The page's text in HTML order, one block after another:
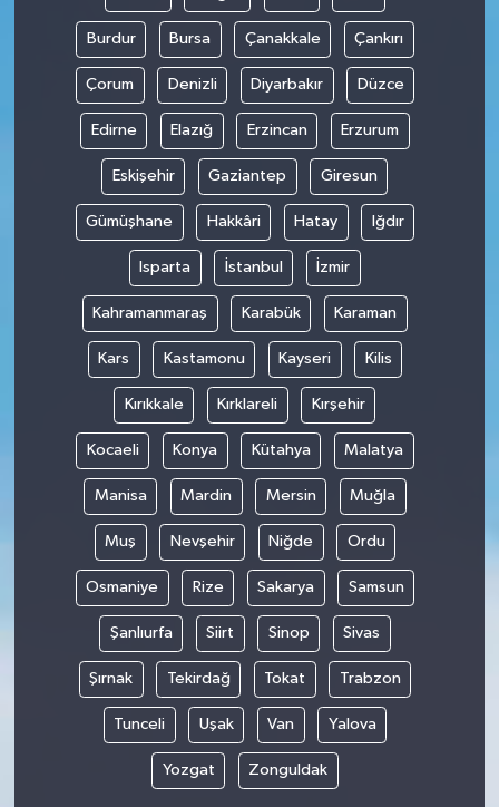
Burdur Bursa Çanakkale Çankırı
Çorum Denizli Diyarbakır Düzce
Edirne Elazığ Erzincan Erzurum
Eskişehir Gaziantep Giresun
Gümüşhane Hakkâri Hatay Iğdır
Isparta İstanbul İzmir
Kahramanmaraş Karabük Karaman
Kars Kastamonu Kayseri Kilis
Kırıkkale Kırklareli Kırşehir
Kocaeli Konya Kütahya Malatya
Manisa Mardin Mersin Muğla
Muş Nevşehir Niğde Ordu
Osmaniye Rize Sakarya Samsun
Şanlıurfa Siirt Sinop Sivas
Şırnak Tekirdağ Tokat Trabzon
Tunceli Uşak Van Yalova
Yozgat Zonguldak